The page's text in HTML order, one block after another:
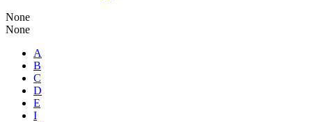
None
None
A
B
C
D
E
I